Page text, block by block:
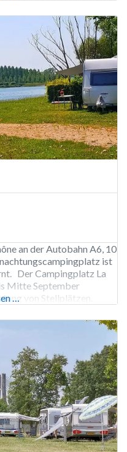
–
an der Autobahn A6, 10
ist
Der Campingplatz La
Mitte September
von Stellplätzen.
…